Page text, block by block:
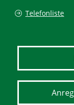
Telefonliste